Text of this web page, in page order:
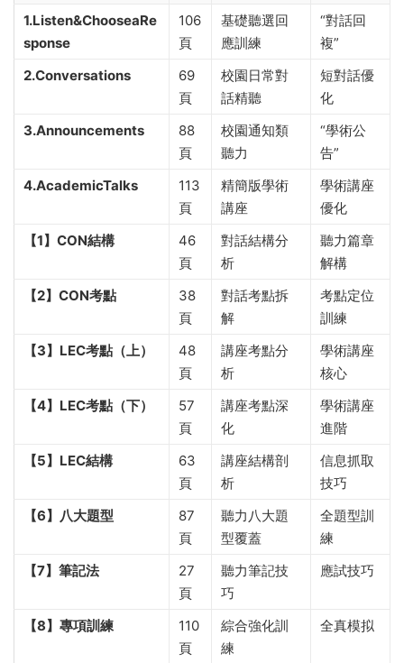
1.Listen&ChooseaRe
sponse
106
頁
基礎聽選回
應訓練
“對話回
複”
2.Conversations
69
頁
校園日常對
話精聽
短對話優
化
3.Announcements
88
頁
校園通知類
聽力
“學術公
告”
4.AcademicTalks
113
頁
精簡版學術
講座
學術講座
優化
【1】CON結構
46
頁
對話結構分
析
聽力篇章
解構
【2】CON考點
38
頁
對話考點拆
解
考點定位
訓練
【3】LEC考點（上）
48
頁
講座考點分
析
學術講座
核心
【4】LEC考點（下）
57
頁
講座考點深
化
學術講座
進階
【5】LEC結構
63
頁
講座結構剖
析
信息抓取
技巧
【6】八大題型
87
頁
聽力八大題
型覆蓋
全題型訓
練
【7】筆記法
27
頁
聽力筆記技
巧
應試技巧
【8】專項訓練
110
頁
綜合強化訓
練
全真模拟